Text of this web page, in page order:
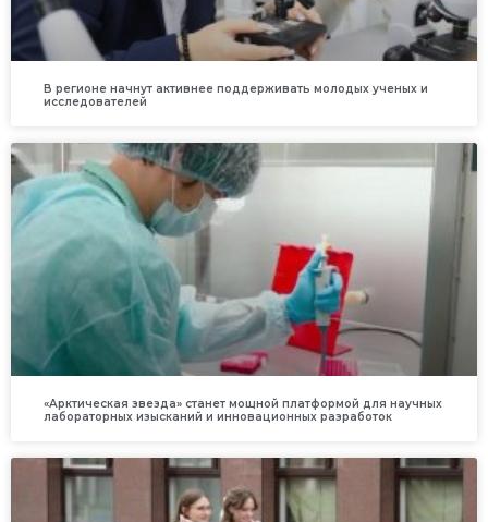
В регионе начнут активнее поддерживать молодых ученых и
исследователей
«Арктическая звезда» станет мощной платформой для научных
лабораторных изысканий и инновационных разработок